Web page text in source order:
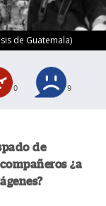
de Guatemala)
0 9
de
¿a